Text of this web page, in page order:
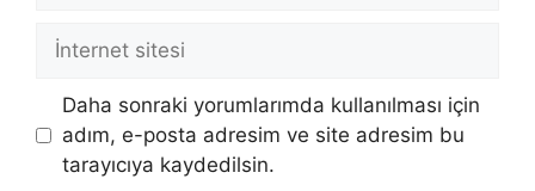
İnternet
Daha sonraki yorumlarımda kullanılması için
adım, e-posta adresim ve site adresim bu
tarayıcıya kaydedilsin.